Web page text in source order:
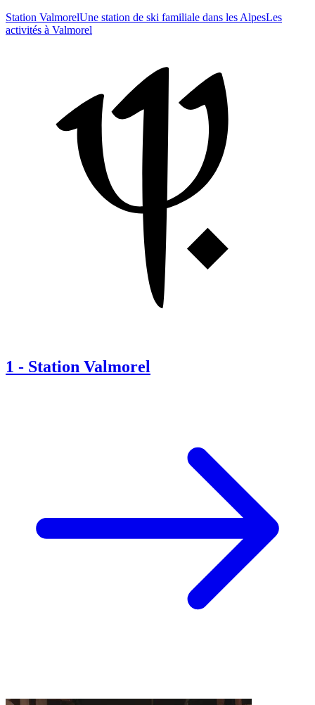
Station ValmorelUne station de ski familiale dans les AlpesLes
activités à Valmorel
1 - Station Valmorel